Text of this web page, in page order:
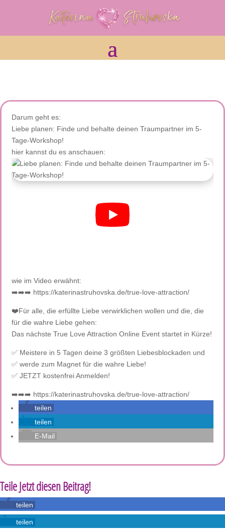
Darum geht es:
Liebe planen: Finde und behalte deinen Traumpartner im 5-
Tage-Workshop!
hier kannst du es anschauen:
wie im Video erwähnt:
➡️➡️➡️ https://katerinastruhovska.de/true-love-attraction/
❤️Für alle, die erfüllte Liebe verwirklichen wollen und die, die
für die wahre Liebe gehen:
Das nächste True Love Attraction Online Event startet in Kürze!
✅ Meistere in 5 Tagen deine 3 größten Liebesblockaden und
✅ werde zum Magnet für die wahre Liebe!
✅ JETZT kostenfrei Anmelden!
➡️➡️➡️ https://katerinastruhovska.de/true-love-attraction/
teilen
teilen
E-Mail
Teile Jetzt diesen Beitrag!
teilen
teilen